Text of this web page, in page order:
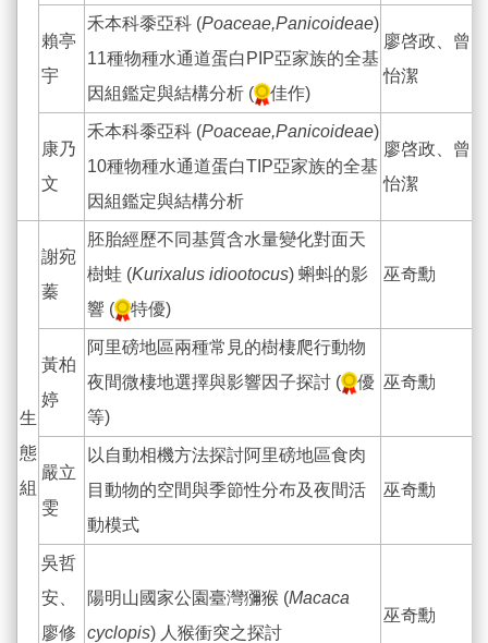
賴亭
宇
禾本科黍亞科 (Poaceae,Panicoideae)
11種物種水通道蛋白PIP亞家族的全基
因組鑑定與結構分析 (
佳作)
廖啓政、曾
怡潔
康乃
文
禾本科黍亞科 (Poaceae,Panicoideae)
10種物種水通道蛋白TIP亞家族的全基
因組鑑定與結構分析
廖啓政、曾
怡潔
生
態
組
謝宛
蓁
胚胎經歷不同基質含水量變化對面天
樹蛙 (Kurixalus idiootocus) 蝌蚪的影
響 (
特優)
巫奇勳
黃柏
婷
阿里磅地區兩種常見的樹棲爬行動物
夜間微棲地選擇與影響因子探討 (
優
等)
巫奇勳
嚴立
雯
以自動相機方法探討阿里磅地區食肉
目動物的空間與季節性分布及夜間活
動模式
巫奇勳
吳哲
安、
廖修
陽明山國家公園臺灣獼猴 (Macaca
cyclopis) 人猴衝突之探討
巫奇勳